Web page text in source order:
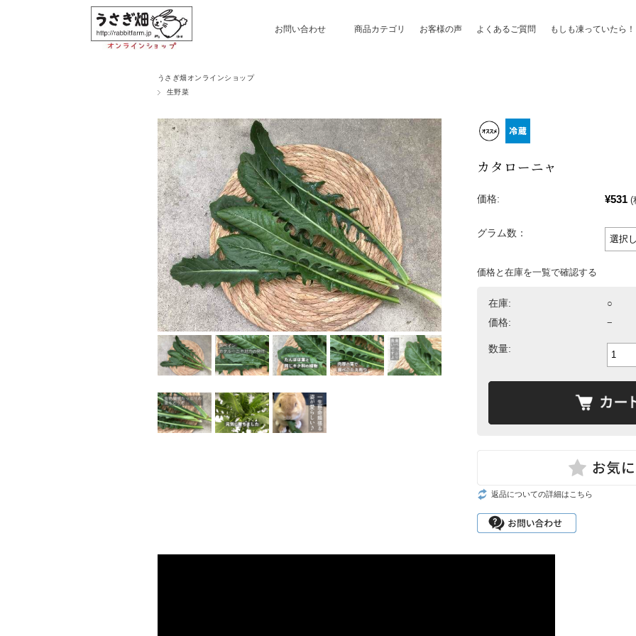
お問い合わせ 商品カテゴリ お客様の声 よくあるご質問 もしも凍っていたら！
うさぎ畑オンラインショップ
生野菜
カタローニャ
価格: ¥531 (
グラム数：
価格と在庫を一覧で確認する
在庫:
○
価格:
−
数量:
返品についての詳細はこちら